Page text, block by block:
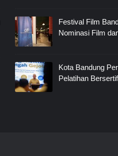
Festival Film
Nominasi Film
Kota Bandung
Pelatihan